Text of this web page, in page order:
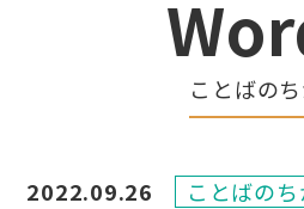
ことばの
2022.09.26 ことばのち